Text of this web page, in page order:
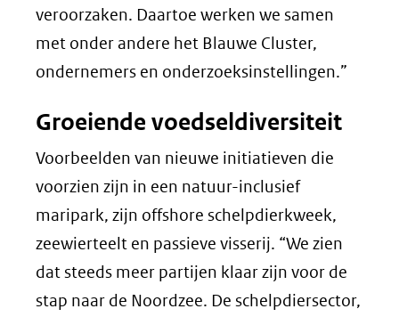
veroorzaken. Daartoe werken we samen
met onder andere het Blauwe Cluster,
ondernemers en onderzoeksinstellingen.”
Groeiende voedseldiversiteit
Voorbeelden van nieuwe initiatieven die
voorzien zijn in een natuur-inclusief
maripark, zijn offshore schelpdierkweek,
zeewierteelt en passieve visserij. “We zien
dat steeds meer partijen klaar zijn voor de
stap naar de Noordzee. De schelpdiersector,